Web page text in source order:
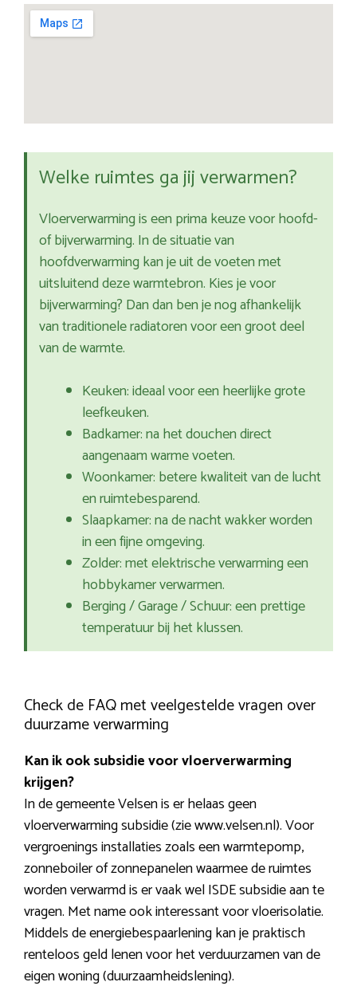
Welke ruimtes ga jij verwarmen?
Vloerverwarming is een prima keuze voor hoofd-
of bijverwarming. In de situatie van
hoofdverwarming kan je uit de voeten met
uitsluitend deze warmtebron. Kies je voor
bijverwarming? Dan dan ben je nog afhankelijk
van traditionele radiatoren voor een groot deel
van de warmte.
Keuken: ideaal voor een heerlijke grote
leefkeuken.
Badkamer: na het douchen direct
aangenaam warme voeten.
Woonkamer: betere kwaliteit van de lucht
en ruimtebesparend.
Slaapkamer: na de nacht wakker worden
in een fijne omgeving.
Zolder: met elektrische verwarming een
hobbykamer verwarmen.
Berging / Garage / Schuur: een prettige
temperatuur bij het klussen.
Check de FAQ met veelgestelde vragen over
duurzame verwarming
Kan ik ook subsidie voor vloerverwarming
krijgen?
In de gemeente Velsen is er helaas geen
vloerverwarming subsidie (zie www.velsen.nl). Voor
vergroenings installaties zoals een warmtepomp,
zonneboiler of zonnepanelen waarmee de ruimtes
worden verwarmd is er vaak wel ISDE subsidie aan te
vragen. Met name ook interessant voor vloerisolatie.
Middels de energiebespaarlening kan je praktisch
renteloos geld lenen voor het verduurzamen van de
eigen woning (duurzaamheidslening).